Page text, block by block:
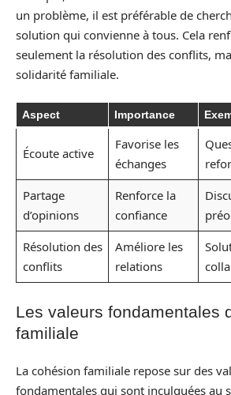
un problème, il est préférable de
solution qui convienne à tous. Cela
seulement la résolution des conflits,
solidarité familiale.
Aspect Importance
Écoute active
Favorise les
échanges
Partage
d’opinions
Renforce la
confiance
Résolution des
conflits
Améliore les
relations
Les valeurs fondamentales
familiale
La cohésion familiale repose sur des
fondamentales qui sont inculquées au